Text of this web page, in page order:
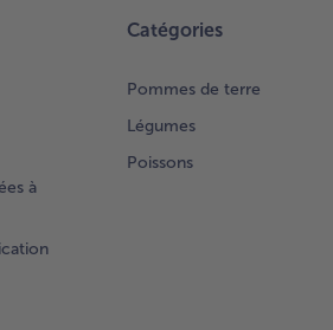
à
Catégories
Pommes de terre
Légumes
Poissons